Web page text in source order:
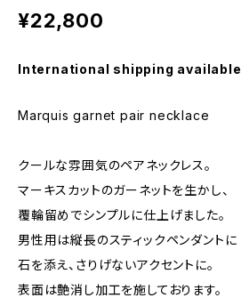
¥22,800
International shipping available
Marquis garnet pair necklace
クールな雰囲気のペアネックレス。
マーキスカットのガーネットを生かし、
覆輪留めでシンプルに仕上げました。
男性用は縦長のスティックペンダントに
石を添え、さりげないアクセントに。
表面は艶消し加工を施しております。